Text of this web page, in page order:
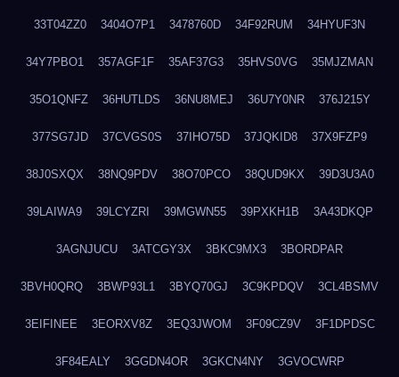
33T04ZZ0 3404O7P1 3478760D 34F92RUM 34HYUF3N
34Y7PBO1 357AGF1F 35AF37G3 35HVS0VG 35MJZMAN
35O1QNFZ 36HUTLDS 36NU8MEJ 36U7Y0NR 376J215Y
377SG7JD 37CVGS0S 37IHO75D 37JQKID8 37X9FZP9
38J0SXQX 38NQ9PDV 38O70PCO 38QUD9KX 39D3U3A0
39LAIWA9 39LCYZRI 39MGWN55 39PXKH1B 3A43DKQP
3AGNJUCU 3ATCGY3X 3BKC9MX3 3BORDPAR
3BVH0QRQ 3BWP93L1 3BYQ70GJ 3C9KPDQV 3CL4BSMV
3EIFINEE 3EORXV8Z 3EQ3JWOM 3F09CZ9V 3F1DPDSC
3F84EALY 3GGDN4OR 3GKCN4NY 3GVOCWRP